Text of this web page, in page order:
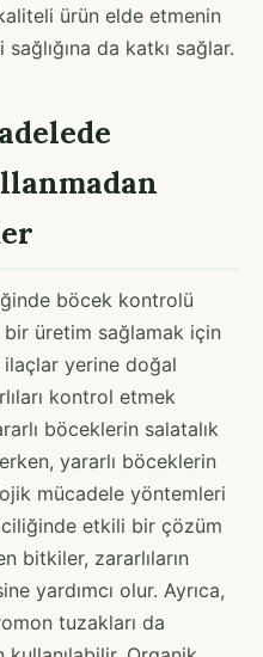
ürün elde etmenin
da katkı sağlar.
böcek kontrolü
bir üretim sağlamak için
ilaçlar yerine doğal
kontrol etmek
böceklerin salatalık
yararlı böceklerin
mücadele yöntemleri
etkili bir çözüm
bitkiler, zararlıların
yardımcı olur. Ayrıca,
tuzakları da